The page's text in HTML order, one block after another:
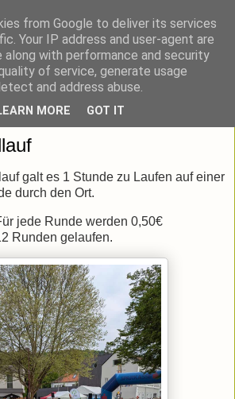
unterwegs & daheim.
galt es 1 Stunde zu Laufen auf einer
durch den Ort.
jede Runde werden 0,50€
Runden gelaufen.
from Google to deliver its services
Your IP address and user-agent are
along with performance and security
of service, generate usage
and address abuse.
MORE GOT IT